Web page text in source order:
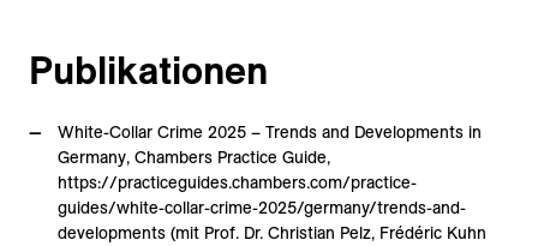
Publikationen
White-Collar Crime 2025 – Trends and Developments in
Germany, Chambers Practice Guide,
https://practiceguides.chambers.com/practice-
guides/white-collar-crime-2025/germany/trends-and-
developments (mit Prof. Dr. Christian Pelz, Frédéric Kuhn